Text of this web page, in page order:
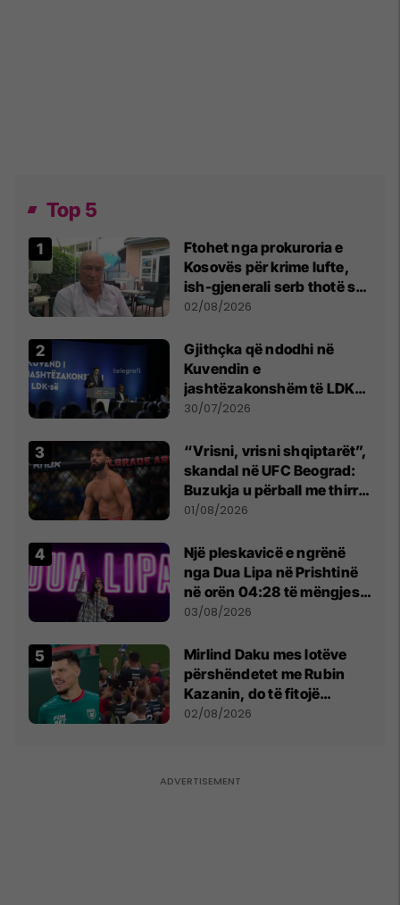
Top 5
Ftohet nga prokuroria e
Kosovës për krime lufte,
ish-gjenerali serb thotë se
dikush e tradhtoi në
02/08/2026
Gjithçka që ndodhi në
Kuvendin e
jashtëzakonshëm të LDK-
së
30/07/2026
“Vrisni, vrisni shqiptarët”,
skandal në UFC Beograd:
Buzukja u përball me thirrje
anti-shqiptare nga
01/08/2026
Një pleskavicë e ngrënë
nga Dua Lipa në Prishtinë
në orën 04:28 të mëngjesit
- dhe bota digjitale serbe
03/08/2026
Mirlind Daku mes lotëve
përshëndetet me Rubin
Kazanin, do të fitojë
miliona te Spartak Moska
02/08/2026